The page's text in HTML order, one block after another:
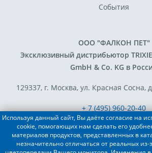
События
ООО "ФАЛКОН ПЕТ"
Эксклюзивный дистрибьютор
GmbH & Co. KG в
129337, г. Москва, ул. Красная Сосна,
+ 7 (495) 960-20-40
+ 7 (495) 122-25-18
Разработка сайта - FACE
Используя данный сайт, Вы даёте согласие на
cookie, помогающих нам сделать его
материалов продуктов, представленных в
незначительно отличаться от реальных из-